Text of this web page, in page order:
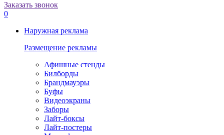
Заказать звонок
0
Наружная реклама
Размещение рекламы
Афишные стенды
Билборды
Брандмауэры
Буфы
Видеоэкраны
Заборы
Лайт-боксы
Лайт-постеры